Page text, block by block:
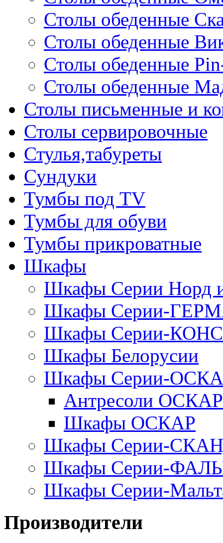
Столы обеденные
Столы обеденные
Столы обеденные
Столы обеденные
Столы письменные и
Столы сервировочные
Стулья,табуреты
Сундуки
Тумбы под TV
Тумбы для обуви
Тумбы прикроватные
Шкафы
Шкафы Серии
Шкафы Серии-
Шкафы Серии-
Шкафы Белорусии
Шкафы Серии-
Антресоли ОСКАР
Шкафы ОСКАР
Шкафы Серии-
Шкафы Серии-
Шкафы Серии-
Производители